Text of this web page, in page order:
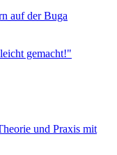
auf der Buga
gemacht!"
und Praxis mit